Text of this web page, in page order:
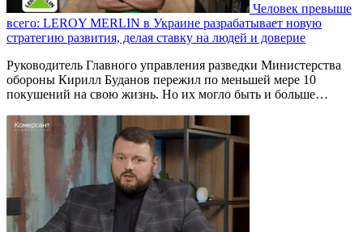
Человек превыше
всего: LEROY MERLIN в Украине разрабатывает новую
стратегию развития, делая ставку на людей и доверие
Руководитель Главного управления разведки Министерства
обороны Кирилл Буданов пережил по меньшей мере 10
покушений на свою жизнь. Но их могло быть и больше…